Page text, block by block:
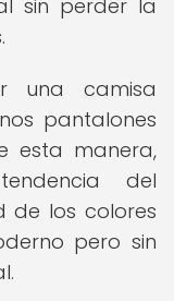
sin perder la
una camisa
pantalones
esta manera,
del
de los colores
pero sin